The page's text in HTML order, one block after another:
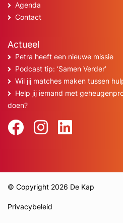
Agenda
Contact
Actueel
Petra heeft een nieuwe missie
Podcast tip: ‘Samen Verder’
Wil jij matches maken tussen
Help jij iemand met
doen?
© Copyright 2026 De Kap
Privacybeleid